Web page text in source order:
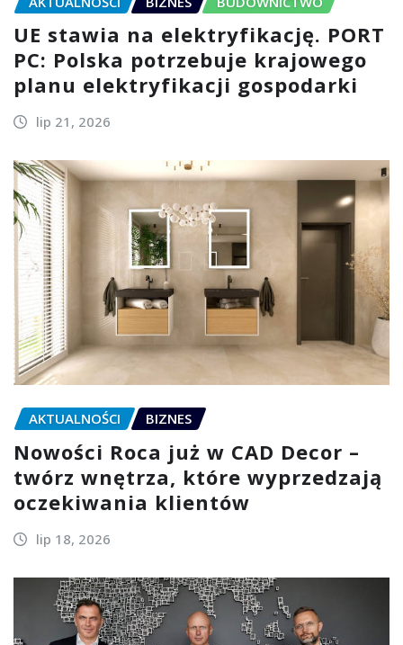
UE stawia na elektryfikację. PORT
PC: Polska potrzebuje krajowego
planu elektryfikacji gospodarki
lip 21, 2026
AKTUALNOŚCI BIZNES
Nowości Roca już w CAD Decor –
twórz wnętrza, które wyprzedzają
oczekiwania klientów
lip 18, 2026